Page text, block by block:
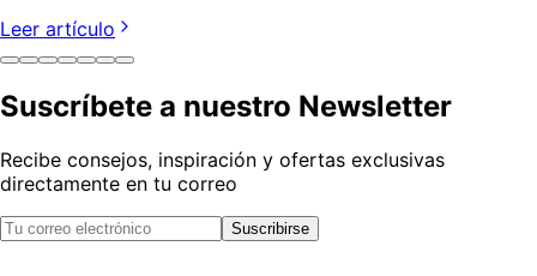
Leer artículo
Suscríbete a nuestro Newsletter
Recibe consejos, inspiración y ofertas exclusivas
directamente en tu correo
Suscribirse